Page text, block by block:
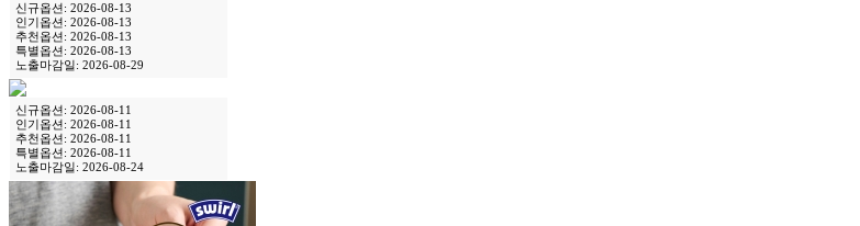
신규옵션: 2026-08-13
인기옵션: 2026-08-13
추천옵션: 2026-08-13
특별옵션: 2026-08-13
노출마감일: 2026-08-29
신규옵션: 2026-08-11
인기옵션: 2026-08-11
추천옵션: 2026-08-11
특별옵션: 2026-08-11
노출마감일: 2026-08-24